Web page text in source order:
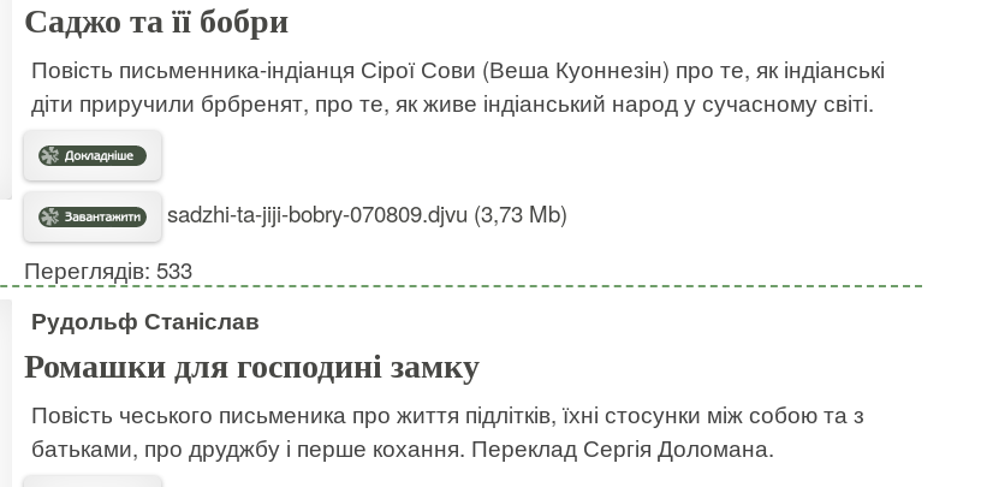
Саджо та її бобри
Повість письменника-індіанця Сірої Сови (Веша Куоннезін) про те, як індіанські
діти приручили брбренят, про те, як живе індіанський народ у сучасному світі.
sadzhi-ta-jiji-bobry-070809.djvu (3,73 Mb)
Переглядів: 533
Рудольф Станіслав
Ромашки для господині замку
Повість чеського письменика про життя підлітків, їхні стосунки між собою та з
батьками, про друджбу і перше кохання. Переклад Сергія Доломана.